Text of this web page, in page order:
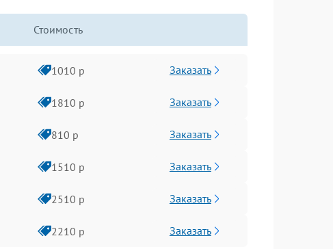
Стоимость
1010 р Заказать
1810 р Заказать
810 р Заказать
1510 р Заказать
2510 р Заказать
2210 р Заказать